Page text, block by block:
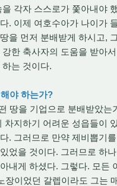
각자 스스로가 쫓아내야
. 이제 여호수아가 나이가
을 먼저 분배받게 하시고,
한 축사자의 도움을 받아
는 것이다.
야 하는가?
땅을 기업으로 분배받았
지하기 어려운 성읍들이
. 그러므로 만약 제비뽑기
었을 것이다. 그러므로 하
내게 하셨다. 그렇다. 모든
장이었던 갈렙이라도 그는